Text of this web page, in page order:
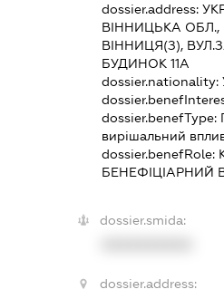
dossier.address:
ВІННИЦЬКА ОБЛ.,
ВІННИЦЯ(З),
БУДИНОК 11А
dossier.nationality:
dossier.benefType:
вирішальний
dossier.benefRole:
БЕНЕФІЦІАРНИЙ
dossier.smida:
dossier.address: